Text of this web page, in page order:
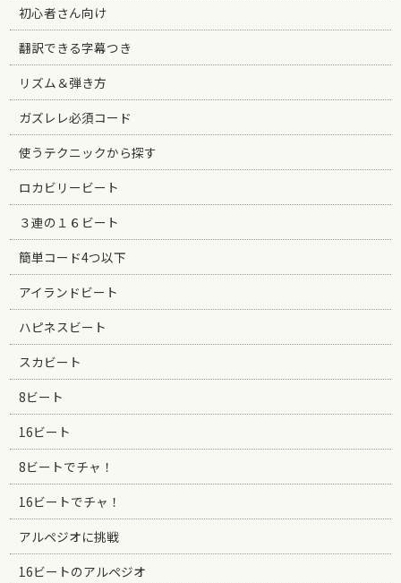
初心者さん向け
翻訳できる字幕つき
リズム＆弾き方
ガズレレ必須コード
使うテクニックから探す
ロカビリービート
３連の１６ビート
簡単コード4つ以下
アイランドビート
ハピネスビート
スカビート
8ビート
16ビート
8ビートでチャ！
16ビートでチャ！
アルペジオに挑戦
16ビートのアルペジオ